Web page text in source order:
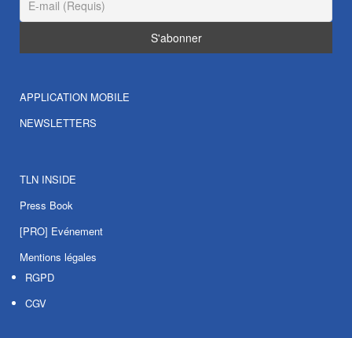
APPLICATION MOBILE
NEWSLETTERS
TLN INSIDE
Press Book
[PRO] Evénement
Mentions légales
RGPD
CGV